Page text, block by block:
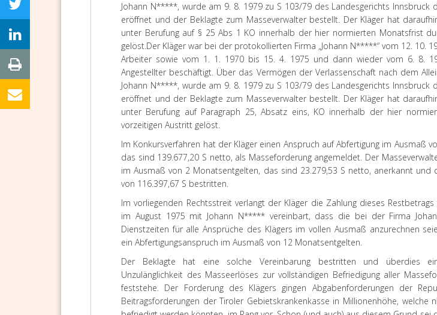
Johann N*****, wurde am 9. 8. 1979 zu S 103/79 des Landesgerichts Innsbruck
eröffnet und der Beklagte zum Masseverwalter bestellt. Der Kläger hat
unter Berufung auf § 25 Abs 1 KO innerhalb der hier normierten Monatsfrist
gelöst.Der Kläger war bei der protokollierten Firma „Johann N*****“ vom 12. 10.
Arbeiter sowie vom 1. 1. 1970 bis 15. 4. 1975 und dann wieder vom 6. 8.
Angestellter beschäftigt. Über das Vermögen der Verlassenschaft nach dem
Johann N*****, wurde am 9. 8. 1979 zu S 103/79 des Landesgerichts Innsbruck
eröffnet und der Beklagte zum Masseverwalter bestellt. Der Kläger hat
unter Berufung auf Paragraph 25, Absatz eins, KO innerhalb der hier
vorzeitigen Austritt gelöst.
Im Konkursverfahren hat der Kläger einen Anspruch auf Abfertigung im Ausmaß
das sind 139.677,20 S netto, als Masseforderung angemeldet. Der
im Ausmaß von 2 Monatsentgelten, das sind 23.279,53 S netto, anerkannt und
von 116.397,67 S bestritten.
Im vorliegenden Rechtsstreit verlangt der Kläger die Zahlung dieses
im August 1975 mit Johann N***** vereinbart, dass die bei der Firma
Dienstzeiten für alle Ansprüche des Klägers im vollen Ausmaß anzurechnen
ein Abfertigungsanspruch im Ausmaß von 12 Monatsentgelten.
Der Beklagte hat eine solche Vereinbarung bestritten und überdies
Unzulänglichkeit des Masseerlöses zur vollständigen Befriedigung aller
feststehe. Der Forderung des Klägers gingen Abgabenforderungen der
Beitragsforderungen der Tiroler Gebietskrankenkasse in Millionenhöhe, welche